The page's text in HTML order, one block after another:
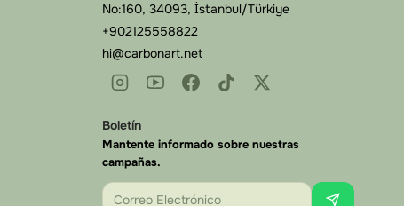
No:160, 34093, İstanbul/Türkiye
+902125558822
hi@carbonart.net
Boletín
Mantente informado sobre nuestras
campañas.
Correo Electrónico
En línea